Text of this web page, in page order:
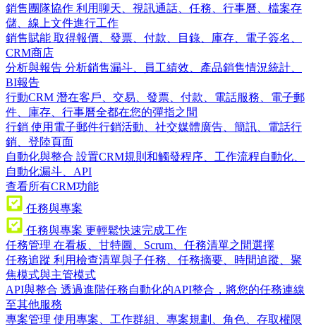
銷售團隊協作 利用聊天、視訊通話、任務、行事曆、檔案存
儲、線上文件進行工作
銷售賦能 取得報價、發票、付款、目錄、庫存、電子簽名、
CRM商店
分析與報告 分析銷售漏斗、員工績效、產品銷售情況統計、
BI報告
行動CRM 潛在客戶、交易、發票、付款、電話服務、電子郵
件、庫存、行事曆全都在您的彈指之間
行銷 使用電子郵件行銷活動、社交媒體廣告、簡訊、電話行
銷、登陸頁面
自動化與整合 設置CRM規則和觸發程序、工作流程自動化、
自動化漏斗、API
查看所有CRM功能
任務與專案
任務與專案 更輕鬆快速完成工作
任務管理 在看板、甘特圖、Scrum、任務清單之間選擇
任務追蹤 利用檢查清單與子任務、任務摘要、時間追蹤、聚
焦模式與主管模式
API與整合 透過進階任務自動化的API整合，將您的任務連線
至其他服務
專案管理 使用專案、工作群組、專案規劃、角色、存取權限